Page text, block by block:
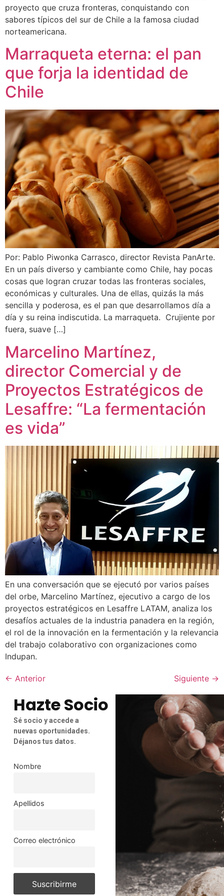
proyecto que cruza fronteras, conquistando con
sabores típicos del sur de Chile a la famosa ciudad
norteamericana.
Marraqueta eterna: el pan
que forja la identidad de
Chile
Por: Pablo Piwonka Carrasco, director Revista PanArte.
En un país diverso y cambiante como Chile, hay pocas
cosas que logran cruzar todas las fronteras sociales,
económicas y culturales. Una de ellas, quizás la más
sencilla y poderosa, es el pan que desarrollamos día a
día y su reina indiscutida. La marraqueta. Crujiente por
fuera, suave […]
Marcelino Martínez,
director Comercial y de
Proyectos Estratégicos de
Lesaffre: “La fermentación
es vida”
En una conversación que se ejecutó por varios países
del orbe, Marcelino Martínez, ejecutivo a cargo de los
proyectos estratégicos en Lesaffre LATAM, analiza los
desafíos actuales de la industria panadera en la región,
el rol de la innovación en la fermentación y la relevancia
del trabajo colaborativo con organizaciones como
Indupan.
← Anterior Siguiente →
Hazte Socio
Sé socio y accede a
nuevas oportunidades.
Déjanos tus datos.
Nombre
Apellidos
Correo electrónico